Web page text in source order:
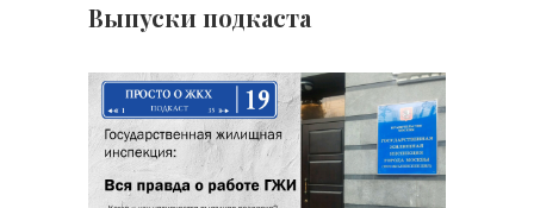
Выпуски подкаста
Выпуск 19: Правдивый
рассказ о работе ГЖИ
Гость выпуска - Чингис Цыренжапов,